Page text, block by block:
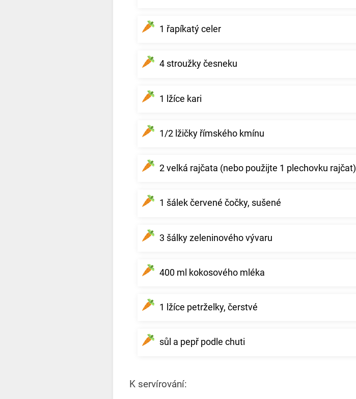
1 řapíkatý celer
4 stroužky česneku
1 lžíce kari
1/2 lžičky římského kmínu
2 velká rajčata (nebo použijte 1 plechovku rajčat)
1 šálek červené čočky, sušené
3 šálky zeleninového vývaru
400 ml kokosového mléka
1 lžíce petrželky, čerstvé
sůl a pepř podle chuti
K servírování: